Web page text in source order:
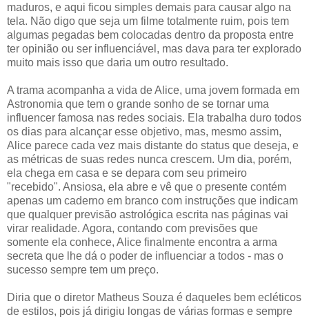
maduros, e aqui ficou simples demais para causar algo na
tela. Não digo que seja um filme totalmente ruim, pois tem
algumas pegadas bem colocadas dentro da proposta entre
ter opinião ou ser influenciável, mas dava para ter explorado
muito mais isso que daria um outro resultado.
A trama acompanha a vida de Alice, uma jovem formada em
Astronomia que tem o grande sonho de se tornar uma
influencer famosa nas redes sociais. Ela trabalha duro todos
os dias para alcançar esse objetivo, mas, mesmo assim,
Alice parece cada vez mais distante do status que deseja, e
as métricas de suas redes nunca crescem. Um dia, porém,
ela chega em casa e se depara com seu primeiro
"recebido". Ansiosa, ela abre e vê que o presente contém
apenas um caderno em branco com instruções que indicam
que qualquer previsão astrológica escrita nas páginas vai
virar realidade. Agora, contando com previsões que
somente ela conhece, Alice finalmente encontra a arma
secreta que lhe dá o poder de influenciar a todos - mas o
sucesso sempre tem um preço.
Diria que o diretor Matheus Souza é daqueles bem ecléticos
de estilos, pois já dirigiu longas de várias formas e sempre